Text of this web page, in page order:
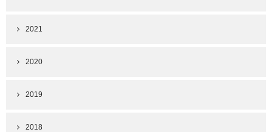
2021
2020
2019
2018